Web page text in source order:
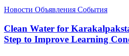
Новости Объявления События
Clean Water for
Step to Improve Learning